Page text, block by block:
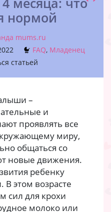
месяца: что
нормой
mums.ru
FAQ, Младенец
статьей
–
и
проявлять все
миру,
общаться со
новые движения.
ребенку
этом возрасте
сил для крохи
молоко или